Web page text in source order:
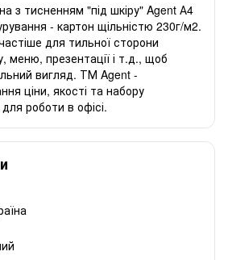
з тисненням "під шкіру" Agent А4
- картон щільністю 230г/м2.
для тильної сторони
меню, презентації і т.д., щоб
вигляд. ТМ Agent -
ціни, якості та набору
роботи в офісі.